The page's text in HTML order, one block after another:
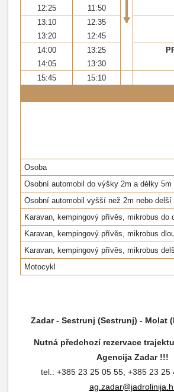
12:25
11:50
13:10
13:20
12:35
12:45
14:00
14:05
13:25
13:30
15:45 15:10
Osoba
Osobní automobil do výšky 2m a délky 5m
Osobní automobil vyšší než 2m nebo delší
Karavan, kempingový přívěs, mikrobus do
Karavan, kempingový přívěs, mikrobus
Karavan, kempingový přívěs, mikrobus
Motocykl
Zadar - Sestrunj (Sestrunj) - Molat
Nutná předchozí rezervace
Agencija Zadar !!!
tel.: +385 23 25 05 55, +385 23 25